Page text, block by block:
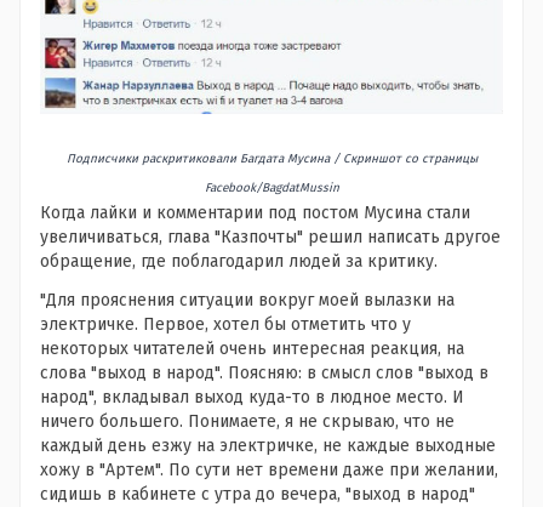
Подписчики раскритиковали Багдата Мусина / Скриншот со страницы
Facebook/BagdatMussin
Когда лайки и комментарии под постом Мусина стали
увеличиваться, глава "Казпочты" решил написать другое
обращение, где поблагодарил людей за критику.
"Для прояснения ситуации вокруг моей вылазки на
электричке. Первое, хотел бы отметить что у
некоторых читателей очень интересная реакция, на
слова "выход в народ". Поясняю: в смысл слов "выход в
народ", вкладывал выход куда-то в людное место. И
ничего большего. Понимаете, я не скрываю, что не
каждый день езжу на электричке, не каждые выходные
хожу в "Артем". По сути нет времени даже при желании,
сидишь в кабинете с утра до вечера, "выход в народ"